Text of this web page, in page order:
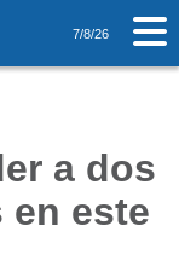
7/8/26
a dos
en este